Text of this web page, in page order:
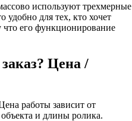
используют трехмерные
удобно для тех, кто хочет
что его функционирование
Цена /
работы зависит от
и длины ролика.